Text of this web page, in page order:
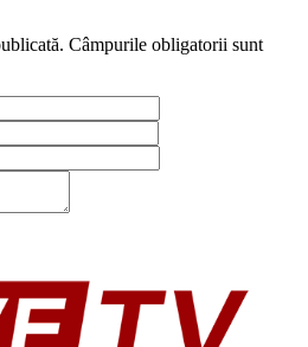
Câmpurile obligatorii sunt